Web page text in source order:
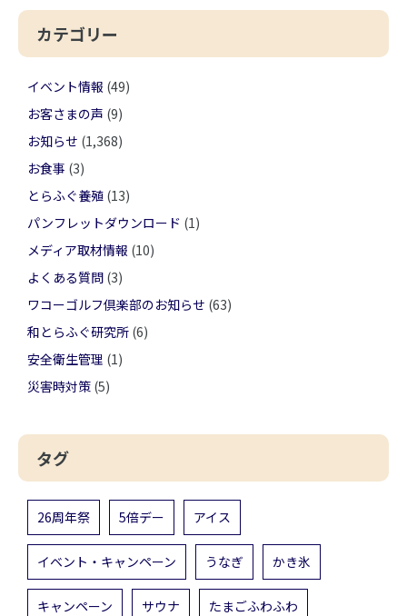
カテゴリー
イベント情報 (49)
お客さまの声 (9)
お知らせ (1,368)
お食事 (3)
とらふぐ養殖 (13)
パンフレットダウンロード (1)
メディア取材情報 (10)
よくある質問 (3)
ワコーゴルフ倶楽部のお知らせ (63)
和とらふぐ研究所 (6)
安全衛生管理 (1)
災害時対策 (5)
タグ
26周年祭 5倍デー アイス
イベント・キャンペーン うなぎ かき氷
キャンペーン サウナ たまごふわふわ